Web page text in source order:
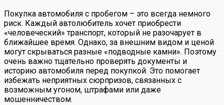
Покупка автомобиля с пробегом – это всегда немного
риск. Каждый автолюбитель хочет приобрести
«человеческий» транспорт, который не разочарует в
ближайшее время. Однако, за внешним видом и ценой
могут скрываться разные «подводные камни». Поэтому
очень важно тщательно проверять документы и
историю автомобиля перед покупкой. Это помогает
избежать неприятных сюрпризов, связанных с
возможным угоном, штрафами или даже
мошенничеством.